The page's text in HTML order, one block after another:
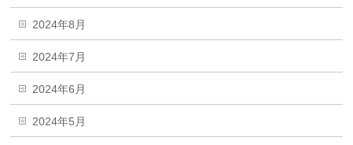
2024年8月
2024年7月
2024年6月
2024年5月